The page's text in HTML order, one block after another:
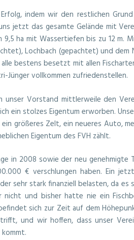
indem wir den restlichen
jetzt das gesamte Gelände mit
ha mit Wassertiefen bis zu 12 m.
Lochbach (gepachtet) und
bestens besetzt mit allen
Jünger vollkommen zufriedenstellen.
unser Vorstand mittlerweile den
ein stolzes Eigentum erworben.
größeres Zelt, ein neueres Auto,
Eigentum des FVH zählt.
in 2008 sowie der neu
€ verschlungen haben. Ein
sehr stark finanziell belasten, da
und bisher hatte nie ein
sich zur Zeit auf dem
und wir hoffen, dass unser